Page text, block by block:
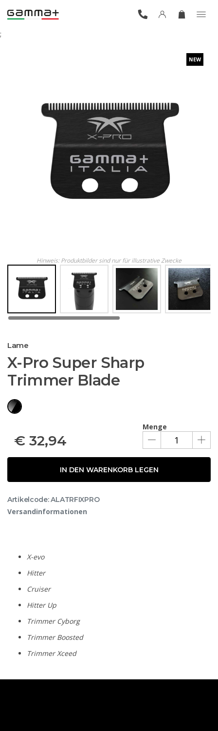
;
NEW
Hinweis: Produktbilder sind nur für illustrative Zwecke
Lame
X-Pro Super Sharp
Trimmer Blade
Menge
€ 32,94
IN DEN WARENKORB LEGEN
Artikelcode: ALATRFIXPRO
Versandinformationen
X-evo
Hitter
Cruiser
Hitter Up
Trimmer Cyborg
Trimmer Boosted
Trimmer Xceed